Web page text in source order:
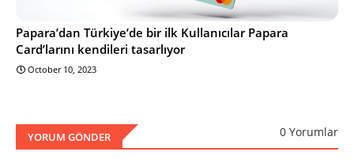
Papara’dan Türkiye’de bir ilk Kullanıcılar Papara
Card’larını kendileri tasarlıyor
October 10, 2023
YORUM GÖNDER 0 Yorumlar